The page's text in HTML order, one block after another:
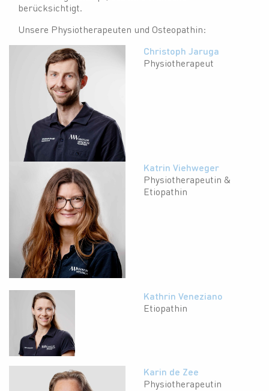
berücksichtigt.
Unsere Physiotherapeuten und Osteopathin:
Christoph Jaruga
Physiotherapeut
Katrin Viehweger
Physiotherapeutin &
Etiopathin
Kathrin Veneziano
Etiopathin
Karin de Zee
Physiotherapeutin